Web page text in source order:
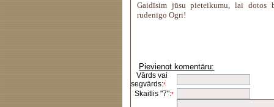
Gaidīsim jūsu pieteikumu, lai dotos
rudenīgo Ogri!
Pievienot komentāru:
Vārds vai
segvārds:*
Skaitlis "7":*